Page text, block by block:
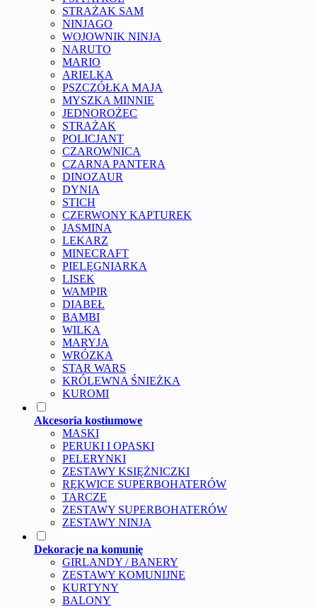
STRAŻAK SAM
NINJAGO
WOJOWNIK NINJA
NARUTO
MARIO
ARIELKA
PSZCZÓŁKA MAJA
MYSZKA MINNIE
JEDNOROŻEC
STRAŻAK
POLICJANT
CZAROWNICA
CZARNA PANTERA
DINOZAUR
DYNIA
STICH
CZERWONY KAPTUREK
JASMINA
LEKARZ
MINECRAFT
PIELĘGNIARKA
LISEK
WAMPIR
DIABEŁ
BAMBI
WILKA
MARYJA
WRÓZKA
STAR WARS
KRÓLEWNA ŚNIEŻKA
KUROMI
Akcesoria kostiumowe
MASKI
PERUKI I OPASKI
PELERYNKI
ZESTAWY KSIĘŻNICZKI
RĘKWICE SUPERBOHATERÓW
TARCZE
ZESTAWY SUPERBOHATERÓW
ZESTAWY NINJA
Dekoracje na komunię
GIRLANDY / BANERY
ZESTAWY KOMUNIJNE
KURTYNY
BALONY